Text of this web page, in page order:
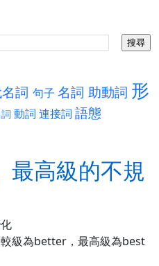
詞 句子 名詞 助動詞 形
動詞 連接詞 語態
最高級的不規
級為better，最高級為best